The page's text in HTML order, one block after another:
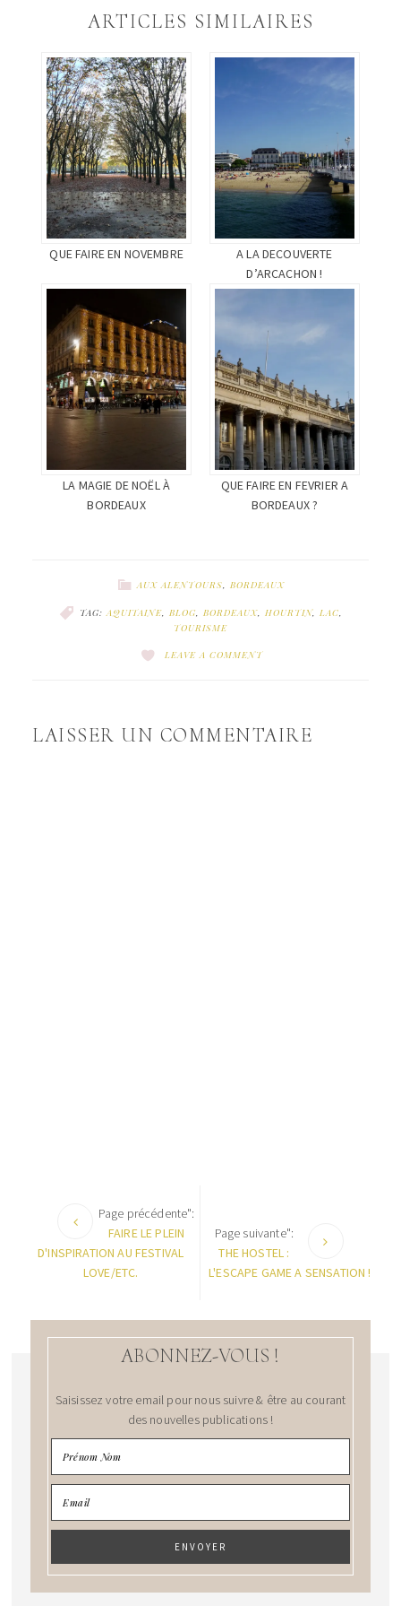
nouvelle
fenêtre)
une
nouvelle
fenêtre)
dans
une
nouvelle
ARTICLES SIMILAIRES
QUE FAIRE EN NOVEMBRE
A LA DECOUVERTE
D’ARCACHON !
LA MAGIE DE NOËL À
BORDEAUX
QUE FAIRE EN FEVRIER A
BORDEAUX ?
AUX ALENTOURS, BORDEAUX
TAG:AQUITAINE, BLOG, BORDEAUX, HOURTIN, LAC,
TOURISME
LEAVE A COMMENT
LAISSER UN COMMENTAIRE
Page précédente":
FAIRE LE PLEIN
D'INSPIRATION AU FESTIVAL
LOVE/ETC.
Page suivante":
THE HOSTEL :
L'ESCAPE GAME A SENSATION !
ABONNEZ-VOUS !
Saisissez votre email pour nous suivre & être au courant
des nouvelles publications !